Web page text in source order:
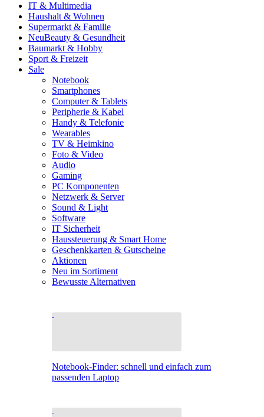
IT & Multimedia
Haushalt & Wohnen
Supermarkt & Familie
NeuBeauty & Gesundheit
Baumarkt & Hobby
Sport & Freizeit
Sale
Notebook
Smartphones
Computer & Tablets
Peripherie & Kabel
Handy & Telefonie
Wearables
TV & Heimkino
Foto & Video
Audio
Gaming
PC Komponenten
Netzwerk & Server
Sound & Light
Software
IT Sicherheit
Haussteuerung & Smart Home
Geschenkkarten & Gutscheine
Aktionen
Neu im Sortiment
Bewusste Alternativen
Notebook-Finder: schnell und einfach zum
passenden Laptop